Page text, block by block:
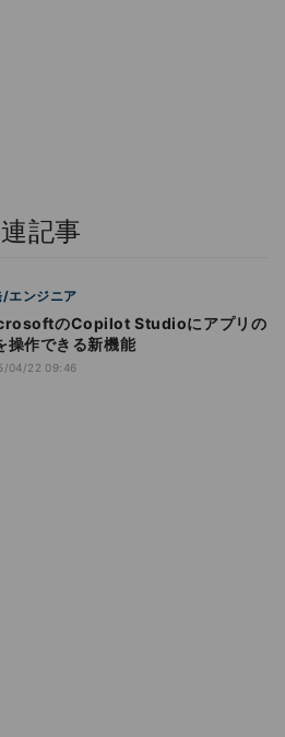
記事
/エンジニア
のCopilot Studioにアプリの
操作できる新機能
04/22 09:46